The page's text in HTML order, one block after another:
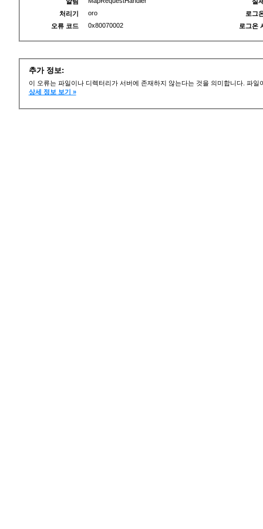
처리기
oro
오류 코드
0x80070002
로그
로그온
추가 정보:
이 오류는 파일이나 디렉터리가 서버에 존재하지 않는다는 것을 의미합니다. 파
상세 정보 보기 »